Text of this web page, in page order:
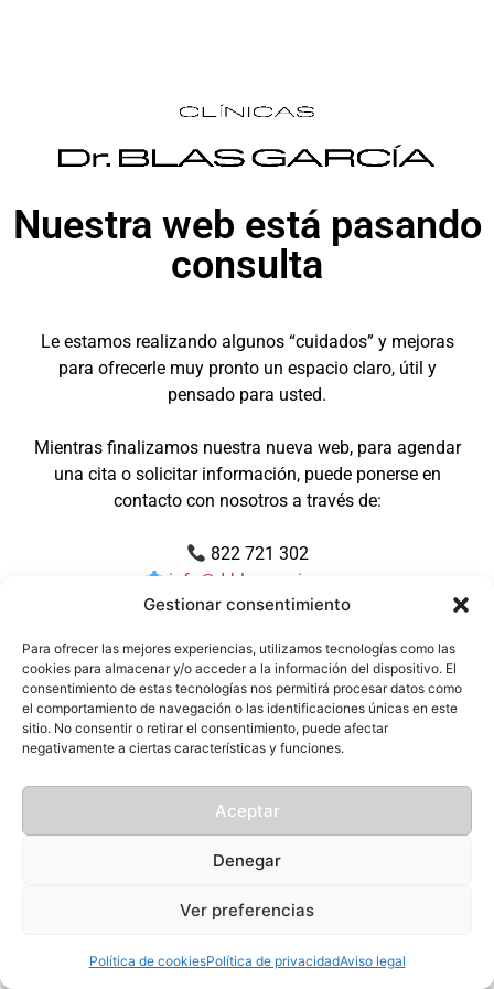
Gestionar consentimiento
Para ofrecer las mejores experiencias, utilizamos tecnologías como las
cookies para almacenar y/o acceder a la información del dispositivo. El
consentimiento de estas tecnologías nos permitirá procesar datos como
el comportamiento de navegación o las identificaciones únicas en este
sitio. No consentir o retirar el consentimiento, puede afectar
negativamente a ciertas características y funciones.
Aceptar
Denegar
Ver preferencias
Política de cookiesPolítica de privacidadAviso legal
Nuestra web está pasando
consulta
Le estamos realizando algunos “cuidados” y mejoras
para ofrecerle muy pronto un espacio claro, útil y
pensado para usted.
Mientras finalizamos nuestra nueva web, para agendar
una cita o solicitar información, puede ponerse en
contacto con nosotros a través de:
822 721 302
info@drblasgarcia.com
nosotros.